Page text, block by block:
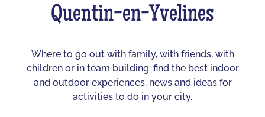
Quentin-en-Yvelines
Where to go out with family, with friends, with
children or in team building: find the best indoor
and outdoor experiences, news and ideas for
activities to do in your city.